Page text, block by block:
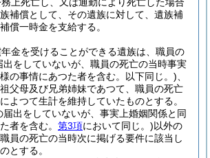
補償として、その遺族に対して、遺族補
償一時金を支給する。
金を受けることができる遺族は、職員の
出をしていないが、職員の死亡の当時事実
様の事情にあつた者を含む。以下同じ。)
父母及び兄弟姉妹であつて、職員の死亡
よつて生計を維持していたものとする。
届出をしていないが、事実上婚姻関係と同
者を含む。 第3項において同じ。)以外の
員の死亡の当時次に掲げる要件に該当し
とする。